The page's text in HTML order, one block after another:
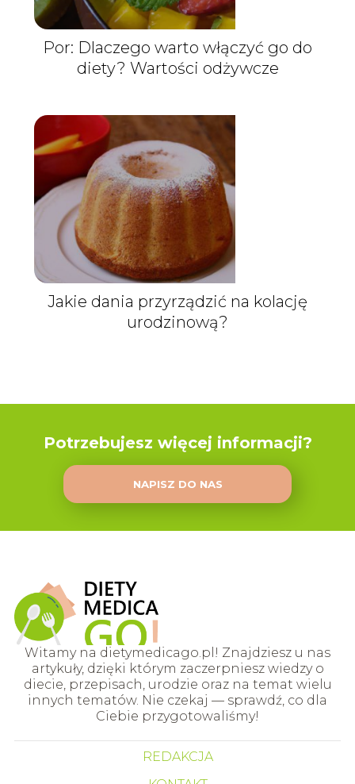
Por: Dlaczego warto włączyć go do
diety? Wartości odżywcze
Jakie dania przyrządzić na kolację
urodzinową?
Potrzebujesz więcej informacji?
NAPISZ DO NAS
Witamy na dietymedicago.pl! Znajdziesz u nas
artykuły, dzięki którym zaczerpniesz wiedzy o
diecie, przepisach, urodzie oraz na temat wielu
innych tematów. Nie czekaj — sprawdź, co dla
Ciebie przygotowaliśmy!
REDAKCJA